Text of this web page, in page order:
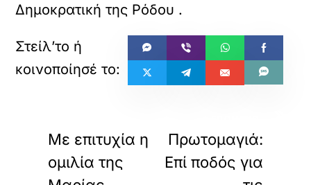
Δημοκρατική της Ρόδου .
Με επιτυχία η
ομιλία της
Πρωτομαγιά:
Επί ποδός για